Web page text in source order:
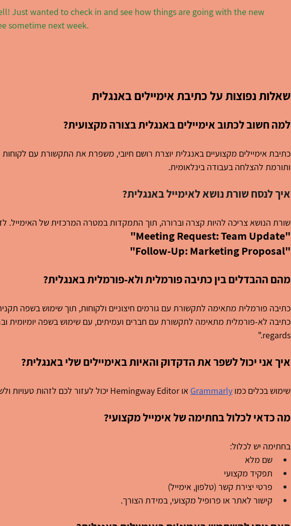
Just wanted to check in and see how things are going with the new
sometime next week.
שאלות נפוצות על כתיבת אימיילים באנגלית
למה חשוב לכתוב אימיילים באנגלית בצורה מקצועית?
כתיבת אימיילים מקצועיים באנגלית יוצרת רושם חיובי, משפרת את התקשורת עם
ותורמת להצלחה בעבודה בינלאומית.
איך לנסח שורת נושא לאימייל באנגלית?
שורת הנושא צריכה להיות קצרה וברורה, תוך התמקדות במטרה המרכזית של האימייל.
"Meeting Request: Team Update"
"Follow-Up: Marketing Proposal"
מהם ההבדלים בין כתיבה פורמלית ולא-פורמלית באנגלית?
כתיבה פורמלית מתאימה לתקשורת עם גורמים חיצוניים ולקוחות, תוך שימוש בשפה
regards."
איך אני יכול לשפר את הדקדוק והאיות באימיילים שלי באנגלית?
שימוש בכלים כמו Grammarly או Hemingway Editor יכול לעזור לכם לזהות טעויות ולשפר את הכתיבה שלכם.
מה כדאי לכלול בחתימה של אימייל מקצועי?
בחתימה יש לכלול:
שם מלא
תפקיד מקצועי
פרטי יצירת קשר (טלפון, אימייל)
קישור לאתר או פרופיל מקצועי, במידת הצורך.